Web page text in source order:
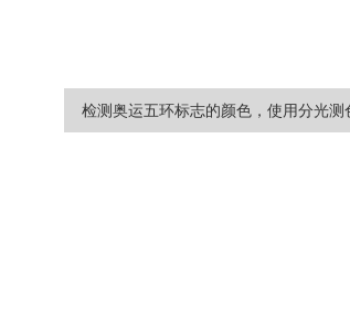
检测奥运五环标志的颜色，使用分光测